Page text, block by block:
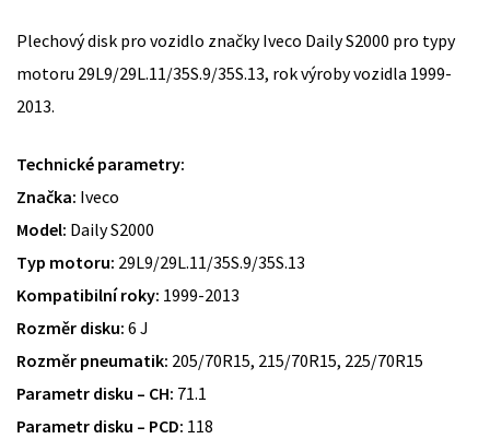
Plechový disk pro vozidlo značky Iveco Daily S2000 pro typy
motoru 29L9/29L.11/35S.9/35S.13, rok výroby vozidla 1999-
2013.
Technické parametry:
Značka: Iveco
Model: Daily S2000
Typ motoru: 29L9/29L.11/35S.9/35S.13
Kompatibilní roky: 1999-2013
Rozměr disku: 6 J
Rozměr pneumatik: 205/70R15, 215/70R15, 225/70R15
Parametr disku – CH: 71.1
Parametr disku – PCD: 118